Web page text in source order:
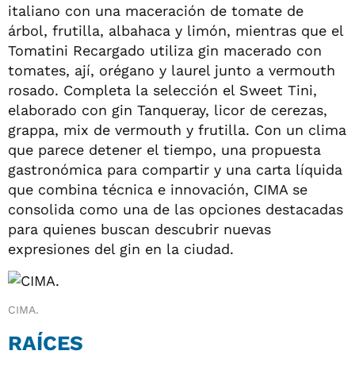
italiano con una maceración de tomate de
árbol, frutilla, albahaca y limón, mientras que el
Tomatini Recargado utiliza gin macerado con
tomates, ají, orégano y laurel junto a vermouth
rosado. Completa la selección el Sweet Tini,
elaborado con gin Tanqueray, licor de cerezas,
grappa, mix de vermouth y frutilla. Con un clima
que parece detener el tiempo, una propuesta
gastronómica para compartir y una carta líquida
que combina técnica e innovación, CIMA se
consolida como una de las opciones destacadas
para quienes buscan descubrir nuevas
expresiones del gin en la ciudad.
CIMA.
RAÍCES